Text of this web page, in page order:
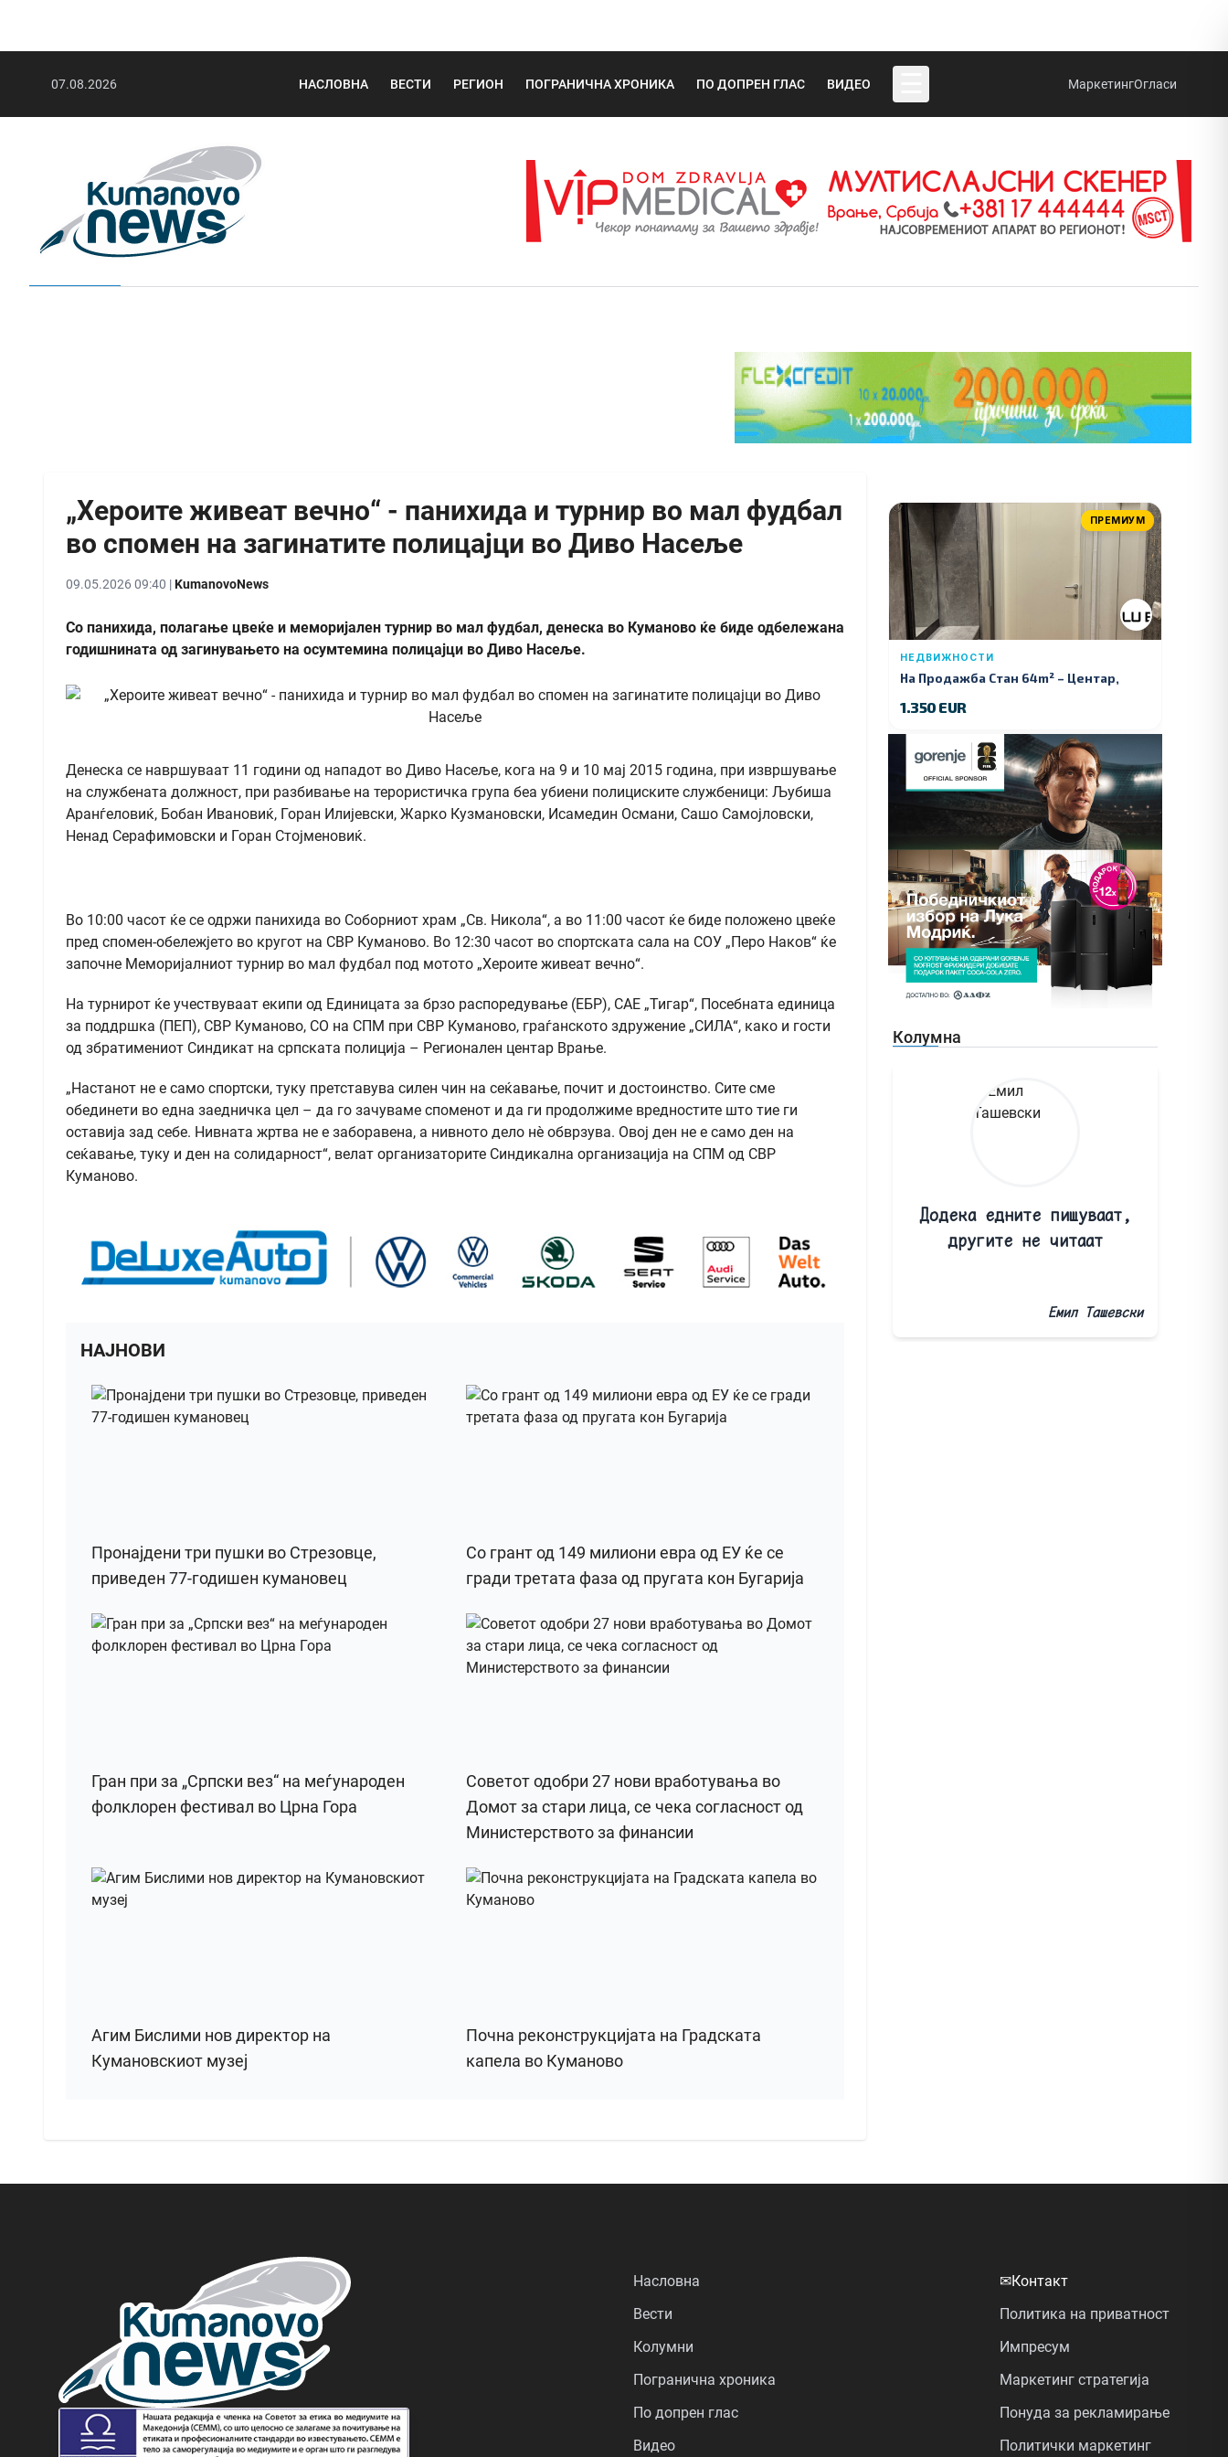
07.08.2026 НАСЛОВНА ВЕСТИ РЕГИОН ПОГРАНИЧНА ХРОНИКА ПО ДОПРЕН ГЛАС ВИДЕО МаркетингОгласи
„Хероите живеат вечно“ - панихида и турнир во мал фудбал
во спомен на загинатите полицајци во Диво Насеље
09.05.2026 09:40 |KumanovoNews
Со панихида, полагање цвеќе и меморијален турнир во мал фудбал, денеска во Куманово ќе биде одбележана
годишнината од загинувањето на осумтемина полицајци во Диво Насеље.
Денеска се навршуваат 11 години од нападот во Диво Насеље, кога на 9 и 10 мај 2015 година, при извршување
на службената должност, при разбивање на терористичка група беа убиени полициските службеници: Љубиша
Аранѓеловиќ, Бобан Ивановиќ, Горан Илијевски, Жарко Кузмановски, Исамедин Османи, Сашо Самојловски,
Ненад Серафимовски и Горан Стојменовиќ.
Во 10:00 часот ќе се одржи панихида во Соборниот храм „Св. Никола“, а во 11:00 часот ќе биде положено цвеќе
пред спомен-обележјето во кругот на СВР Куманово. Во 12:30 часот во спортската сала на СОУ „Перо Наков“ ќе
започне Меморијалниот турнир во мал фудбал под мотото „Хероите живеат вечно“.
На турнирот ќе учествуваат екипи од Единицата за брзо распоредување (ЕБР), САЕ „Тигар“, Посебната единица
за поддршка (ПЕП), СВР Куманово, СО на СПМ при СВР Куманово, граѓанското здружение „СИЛА“, како и гости
од збратимениот Синдикат на српската полиција – Регионален центар Врање.
„Настанот не е само спортски, туку претставува силен чин на сеќавање, почит и достоинство. Сите сме
обединети во една заедничка цел – да го зачуваме споменот и да ги продолжиме вредностите што тие ги
оставија зад себе. Нивната жртва не е заборавена, а нивното дело нè обврзува. Овој ден не е само ден на
сеќавање, туку и ден на солидарност“, велат организаторите Синдикална организација на СПМ од СВР
Куманово.
НАЈНОВИ
Пронајдени три пушки во Стрезовце,
приведен 77-годишен кумановец
Со грант од 149 милиони евра од ЕУ ќе се
гради третата фаза од пругата кон Бугарија
Гран при за „Српски вез“ на меѓународен
фолклорен фестивал во Црна Гора
Советот одобри 27 нови вработувања во
Домот за стари лица, се чека согласност од
Министерството за финансии
Агим Бислими нов директор на
Кумановскиот музеј
Почна реконструкцијата на Градската
капела во Куманово
ПРЕМИУМ
НЕДВИЖНОСТИ
На Продажба Стан 64m² – Центар,
1.350 EUR
Колумна
Додека едните пишуваат,
другите не читаат
Емил Ташевски
Насловна
Вести
Колумни
Погранична хроника
По допрен глас
Видео
✉Контакт
Политика на приватност
Импресум
Маркетинг стратегија
Понуда за рекламирање
Политички маркетинг